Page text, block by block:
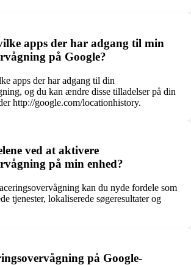
apps der har adgang til min
på Google?
apps der har adgang til din
og du kan ændre disse tilladelser på din
http://google.com/locationhistory.
ved at aktivere
på min enhed?
kan du nyde fordele som
tjenester, lokaliserede søgeresultater og
på Google-